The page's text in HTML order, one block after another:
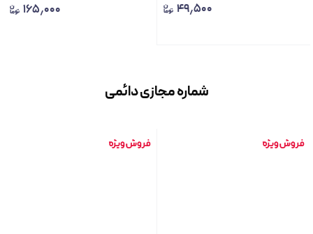
۴۹٫۵۰۰ ۱۶۵٫۰۰۰
شماره مجازی دائمی